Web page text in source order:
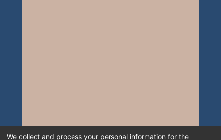
We collect and process your personal information for the